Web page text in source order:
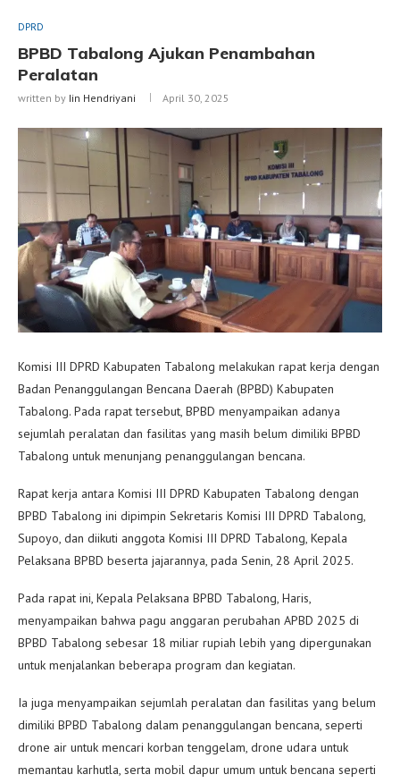
DPRD
BPBD Tabalong Ajukan Penambahan
Peralatan
written by Iin Hendriyani April 30, 2025
Komisi III DPRD Kabupaten Tabalong melakukan rapat kerja dengan
Badan Penanggulangan Bencana Daerah (BPBD) Kabupaten
Tabalong. Pada rapat tersebut, BPBD menyampaikan adanya
sejumlah peralatan dan fasilitas yang masih belum dimiliki BPBD
Tabalong untuk menunjang penanggulangan bencana.
Rapat kerja antara Komisi III DPRD Kabupaten Tabalong dengan
BPBD Tabalong ini dipimpin Sekretaris Komisi III DPRD Tabalong,
Supoyo, dan diikuti anggota Komisi III DPRD Tabalong, Kepala
Pelaksana BPBD beserta jajarannya, pada Senin, 28 April 2025.
Pada rapat ini, Kepala Pelaksana BPBD Tabalong, Haris,
menyampaikan bahwa pagu anggaran perubahan APBD 2025 di
BPBD Tabalong sebesar 18 miliar rupiah lebih yang dipergunakan
untuk menjalankan beberapa program dan kegiatan.
Ia juga menyampaikan sejumlah peralatan dan fasilitas yang belum
dimiliki BPBD Tabalong dalam penanggulangan bencana, seperti
drone air untuk mencari korban tenggelam, drone udara untuk
memantau karhutla, serta mobil dapur umum untuk bencana seperti